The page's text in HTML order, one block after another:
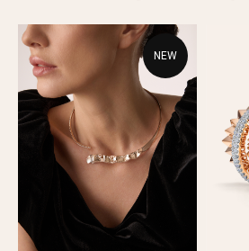
NEW
alikor@alikor.com
КОНТАКТЫ
8 800 444 10 79
Гарантия
Проверка подлинности
Браслеты
Колье
Подвески
Политика конфиденциальности